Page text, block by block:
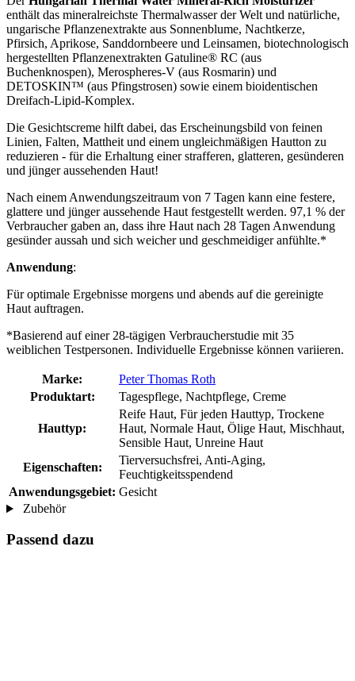
enthält das mineralreichste Thermalwasser der Welt und natürliche,
ungarische Pflanzenextrakte aus Sonnenblume, Nachtkerze,
Pfirsich, Aprikose, Sanddornbeere und Leinsamen, biotechnologisch
hergestellten Pflanzenextrakten Gatuline® RC (aus
Buchenknospen), Merospheres-V (aus Rosmarin) und
DETOSKIN™ (aus Pfingstrosen) sowie einem bioidentischen
Dreifach-Lipid-Komplex.
Die Gesichtscreme hilft dabei, das Erscheinungsbild von feinen
Linien, Falten, Mattheit und einem ungleichmäßigen Hautton zu
reduzieren - für die Erhaltung einer strafferen, glatteren, gesünderen
und jünger aussehenden Haut!
Nach einem Anwendungszeitraum von 7 Tagen kann eine festere,
glattere und jünger aussehende Haut festgestellt werden. 97,1 % der
Verbraucher gaben an, dass ihre Haut nach 28 Tagen Anwendung
gesünder aussah und sich weicher und geschmeidiger anfühlte.*
Anwendung:
Für optimale Ergebnisse morgens und abends auf die gereinigte
Haut auftragen.
*Basierend auf einer 28-tägigen Verbraucherstudie mit 35
weiblichen Testpersonen. Individuelle Ergebnisse können variieren.
Marke:
Peter Thomas Roth
Produktart:
Tagespflege, Nachtpflege, Creme
Hauttyp:
Reife Haut, Für jeden Hauttyp, Trockene
Haut, Normale Haut, Ölige Haut, Mischhaut,
Sensible Haut, Unreine Haut
Eigenschaften:
Tierversuchsfrei, Anti-Aging,
Feuchtigkeitsspendend
Anwendungsgebiet: Gesicht
Zubehör
Passend dazu